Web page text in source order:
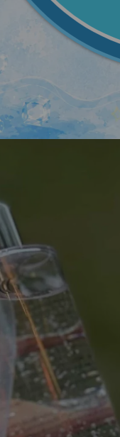
美妝保養的冰河晶露
研發出的高效能保養
🫡